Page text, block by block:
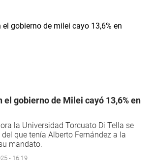
el gobierno de Milei cayó 13,6% en
la Universidad Torcuato Di Tella se
que tenía Alberto Fernández a la
mandato.
- 16:19